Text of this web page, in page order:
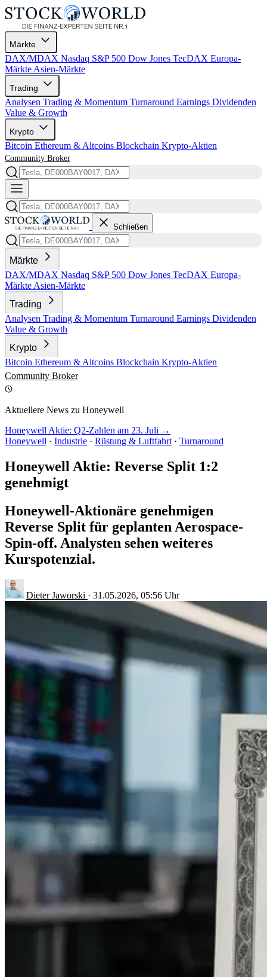
Märkte
DAX/MDAX Nasdaq S&P 500 Dow Jones TecDAX Europa-
Märkte Asien-Märkte
Trading
Analysen Trading & Momentum Turnaround Earnings Dividenden
Value & Growth
Krypto
Bitcoin Ethereum & Altcoins Blockchain Krypto-Aktien
Community Broker
Schließen
Märkte
DAX/MDAX Nasdaq S&P 500 Dow Jones TecDAX Europa-
Märkte Asien-Märkte
Trading
Analysen Trading & Momentum Turnaround Earnings Dividenden
Value & Growth
Krypto
Bitcoin Ethereum & Altcoins Blockchain Krypto-Aktien
Community Broker
Aktuellere News zu Honeywell
Honeywell Aktie: Q2-Zahlen am 23. Juli →
Honeywell · Industrie · Rüstung & Luftfahrt · Turnaround
Honeywell Aktie: Reverse Split 1:2
genehmigt
Honeywell-Aktionäre genehmigen
Reverse Split für geplanten Aerospace-
Spin-off. Analysten sehen weiteres
Kurspotenzial.
Dieter Jaworski · 31.05.2026, 05:56 Uhr